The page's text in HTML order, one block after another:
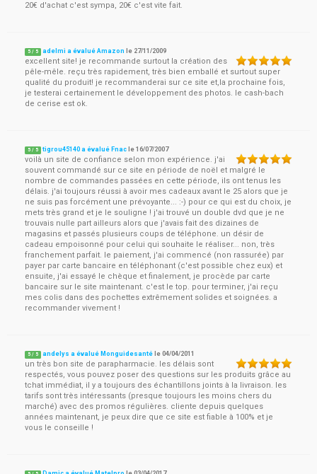
20€ d'achat c'est sympa, 20€ c'est vite fait.
5 / 5 adelmi a évalué Amazon le 27/11/2009
excellent site! je recommande surtout la création des
pêle-mêle. reçu très rapidement, très bien emballé et surtout super
qualité du produit! je recommanderai sur ce site et,la prochaine fois,
je testerai certainement le développement des photos. le cash-bach
de cerise est ok.
5 / 5 tigrou45140 a évalué Fnac le16/07/2007
voilà un site de confiance selon mon expérience. j'ai
souvent commandé sur ce site en période de noël et malgré le
nombre de commandes passées en cette période, ils ont tenus les
délais. j'ai toujours réussi à avoir mes cadeaux avant le 25 alors que je
ne suis pas forcément une prévoyante... :-) pour ce qui est du choix, je
mets très grand et je le souligne ! j'ai trouvé un double dvd que je ne
trouvais nulle part ailleurs alors que j'avais fait des dizaines de
magasins et passés plusieurs coups de téléphone. un désir de
cadeau empoisonné pour celui qui souhaite le réaliser... non, très
franchement parfait. le paiement, j'ai commencé (non rassurée) par
payer par carte bancaire en téléphonant (c'est possible chez eux) et
ensuite, j'ai essayé le chèque et finalement, je procède par carte
bancaire sur le site maintenant. c'est le top. pour terminer, j'ai reçu
mes colis dans des pochettes extrêmement solides et soignées. a
recommander vivement !
5 / 5 andelys a évalué Monguidesanté le04/04/2011
un très bon site de parapharmacie. les délais sont
respectés, vous pouvez poser des questions sur les produits grâce au
tchat immédiat, il y a toujours des échantillons joints à la livraison. les
tarifs sont très intéressants (presque toujours les moins chers du
marché) avec des promos régulières. cliente depuis quelques
années maintenant, je peux dire que ce site est fiable à 100% et je
vous le conseille !